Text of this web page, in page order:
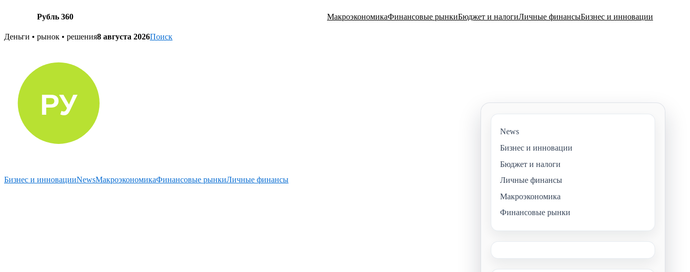
Рубль 360 МакроэкономикаФинансовые рынкиБюджет и налогиЛичные финансыБизнес и инновации
Skip
Деньги • рынок • решения8 августа 2026Поиск
Бизнес и инновацииNewsМакроэкономикаФинансовые рынкиЛичные финансы
News
Бизнес и инновации
Бюджет и налоги
Личные финансы
Макроэкономика
Финансовые рынки